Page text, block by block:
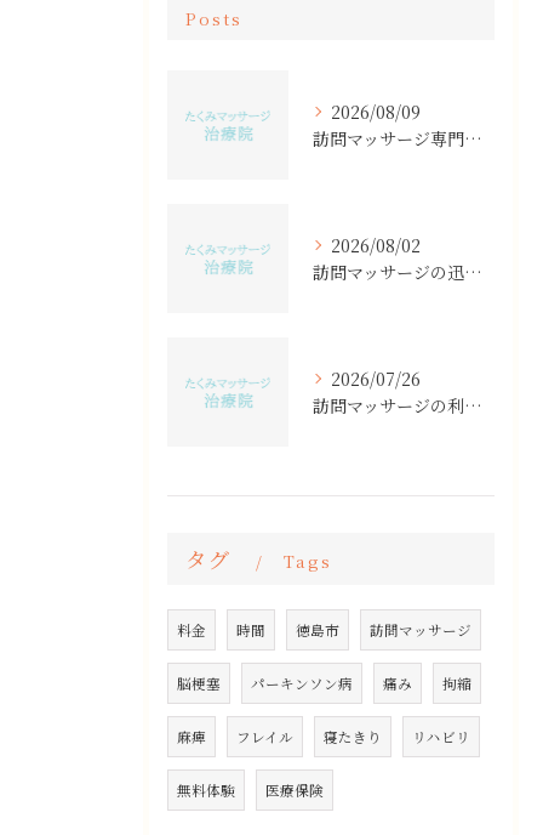
Posts
2026/08/09
訪問マッサージ専門事業を安全に始める資格や料金相場と禁忌ポイント解説
2026/08/02
訪問マッサージの迅速対応で徳島県名東郡佐那河内村の通院負担を減らす方法
2026/07/26
訪問マッサージの利用目的と医療保険での具体的メリットと申請条件を詳しく解説
タグ Tags
料金 時間 徳島市 訪問マッサージ
脳梗塞 パーキンソン病 痛み 拘縮
麻痺 フレイル 寝たきり リハビリ
無料体験 医療保険